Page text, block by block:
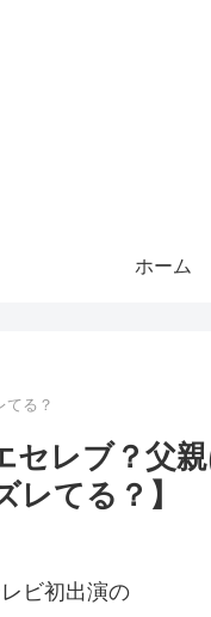
ホーム
てる？
セレブ？父
レてる？】
ビ初出演の